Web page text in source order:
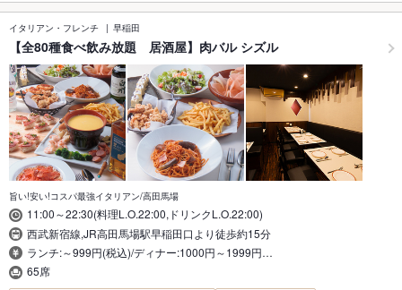
イタリアン・フレンチ 早稲田
【全80種食べ飲み放題 居酒屋】肉バル シズル
旨い!安い!コスパ最強イタリアン/高田馬場
11:00～22:30(料理L.O.22:00,ドリンクL.O.22:00)
西武新宿線,JR高田馬場駅早稲田口より徒歩約15分
ランチ:～999円(税込)/ディナー:1000円～1999円…
65席